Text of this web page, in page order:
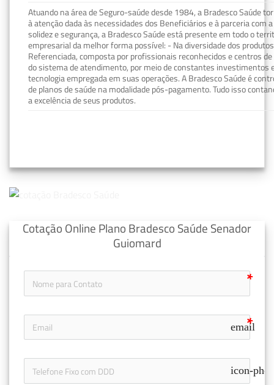
Atuando na área de Seguro-saúde desde 1984, a Bradesco Saúde
à atenção dada às necessidades dos Beneficiários e à parceria com
solidez e segurança, a Bradesco Saúde está presente em todo o
empresarial da melhor forma possível: - Na diversidade dos
Referenciada, composta por profissionais reconhecidos e centros
do sistema de atendimento, por meio de constantes investimentos
tecnologia empregada em suas operações. A Bradesco Saúde é
de planos de saúde na modalidade pós-pagamento. Tudo isso
a excelência de seus produtos.
Cotação Online Plano Bradesco Saúde Senador
Guiomard
email
icon-